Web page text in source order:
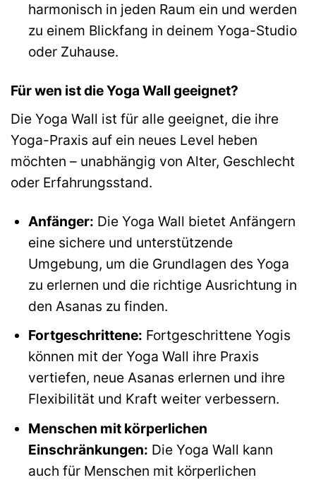
harmonisch in jeden Raum ein und werden
zu einem Blickfang in deinem Yoga-Studio
oder Zuhause.
Für wen ist die Yoga Wall geeignet?
Die Yoga Wall ist für alle geeignet, die ihre
Yoga-Praxis auf ein neues Level heben
möchten – unabhängig von Alter, Geschlecht
oder Erfahrungsstand.
Anfänger: Die Yoga Wall bietet Anfängern
eine sichere und unterstützende
Umgebung, um die Grundlagen des Yoga
zu erlernen und die richtige Ausrichtung in
den Asanas zu finden.
Fortgeschrittene: Fortgeschrittene Yogis
können mit der Yoga Wall ihre Praxis
vertiefen, neue Asanas erlernen und ihre
Flexibilität und Kraft weiter verbessern.
Menschen mit körperlichen
Einschränkungen: Die Yoga Wall kann
auch für Menschen mit körperlichen